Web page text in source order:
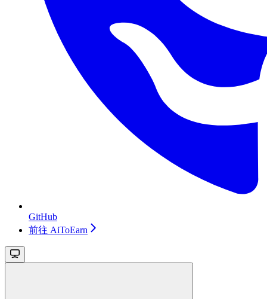
GitHub
前往 AiToEarn